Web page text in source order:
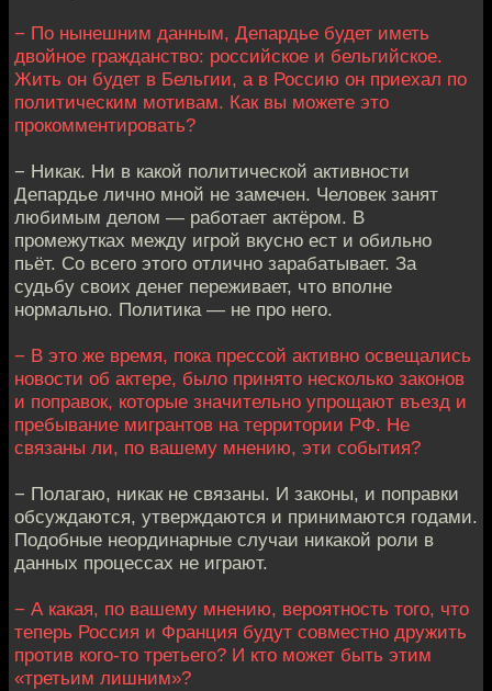
− По нынешним данным, Депардье будет иметь
двойное гражданство: российское и бельгийское.
Жить он будет в Бельгии, а в Россию он приехал по
политическим мотивам. Как вы можете это
прокомментировать?
− Никак. Ни в какой политической активности
Депардье лично мной не замечен. Человек занят
любимым делом — работает актёром. В
промежутках между игрой вкусно ест и обильно
пьёт. Со всего этого отлично зарабатывает. За
судьбу своих денег переживает, что вполне
нормально. Политика — не про него.
− В это же время, пока прессой активно освещались
новости об актере, было принято несколько законов
и поправок, которые значительно упрощают въезд и
пребывание мигрантов на территории РФ. Не
связаны ли, по вашему мнению, эти события?
− Полагаю, никак не связаны. И законы, и поправки
обсуждаются, утверждаются и принимаются годами.
Подобные неординарные случаи никакой роли в
данных процессах не играют.
− А какая, по вашему мнению, вероятность того, что
теперь Россия и Франция будут совместно дружить
против кого-то третьего? И кто может быть этим
«третьим лишним»?